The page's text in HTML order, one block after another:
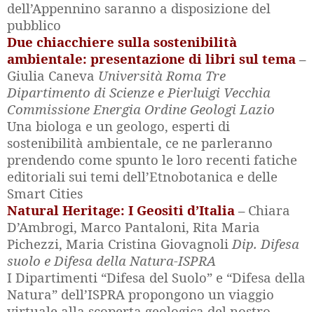
dell’Appennino saranno a disposizione del
pubblico
Due chiacchiere sulla sostenibilità
ambientale: presentazione di libri sul tema –
Giulia Caneva Università Roma Tre
Dipartimento di Scienze e Pierluigi Vecchia
Commissione Energia Ordine Geologi Lazio
Una biologa e un geologo, esperti di
sostenibilità ambientale, ce ne parleranno
prendendo come spunto le loro recenti fatiche
editoriali sui temi dell’Etnobotanica e delle
Smart Cities
Natural Heritage: I Geositi d’Italia – Chiara
D’Ambrogi, Marco Pantaloni, Rita Maria
Pichezzi, Maria Cristina Giovagnoli Dip. Difesa
suolo e Difesa della Natura-ISPRA
I Dipartimenti “Difesa del Suolo” e “Difesa della
Natura” dell’ISPRA propongono un viaggio